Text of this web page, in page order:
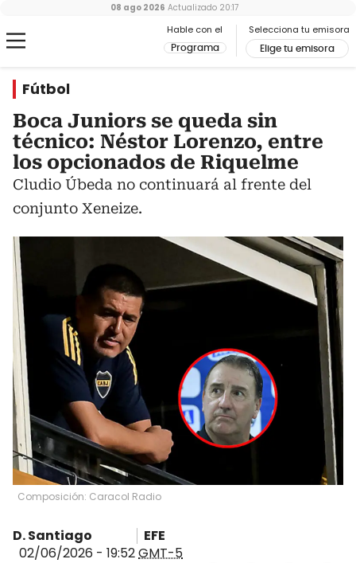
Hable con el
Programa
Selecciona tu emisora
Elige tu emisora
08 ago 2026 Actualizado 20:17
Fútbol
Boca Juniors se queda sin
técnico: Néstor Lorenzo, entre
los opcionados de Riquelme
Cludio Úbeda no continuará al frente del
conjunto Xeneize.
Composición: Caracol Radio
D. Santiago
EFE
02/06/2026 - 19:52GMT-5